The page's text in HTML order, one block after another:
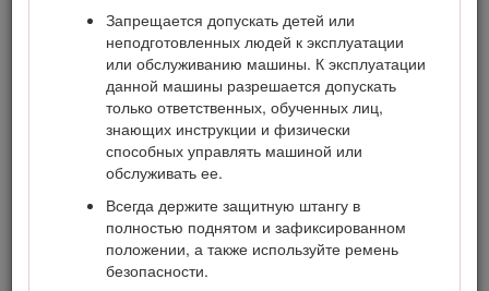
Запрещается допускать детей или
неподготовленных людей к эксплуатации
или обслуживанию машины. К эксплуатации
данной машины разрешается допускать
только ответственных, обученных лиц,
знающих инструкции и физически
способных управлять машиной или
обслуживать ее.
Всегда держите защитную штангу в
полностью поднятом и зафиксированном
положении, а также используйте ремень
безопасности.
использование машины.
Посетите веб-сайт www.Toro.com для получения
информации о технике безопасности при работе с
изделием, обучающих материалов по эксплуатации
изделия, информации о принадлежностях, а также для
получения помощи в поисках дилера или для
регистрации вашего изделия.
Для выполнения технического обслуживания,
приобретения оригинальных запчастей Toro или
получения дополнительной информации обращайтесь в
сервисный центр официального дилера или в отдел